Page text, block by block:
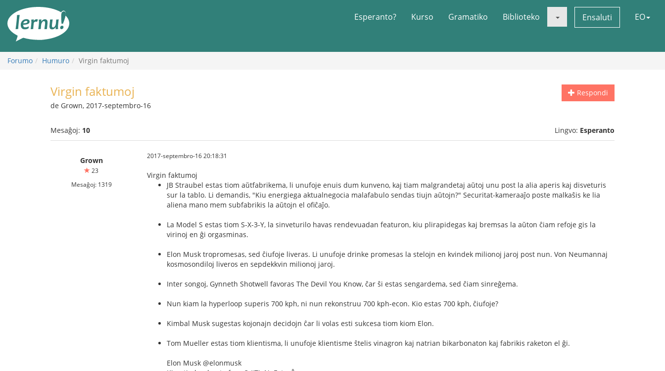
enhavo
Esperanto? Kurso Gramatiko Biblioteko Ensaluti EO
Forumo Humuro Virgin faktumoj
Respondi
Virgin faktumoj
de Grown, 2017-septembro-16
Mesaĝoj: 10 Lingvo: Esperanto
Grown
23
Mesaĝoj: 1319
2017-septembro-16 20:18:31
Virgin faktumoj
JB Straubel estas tiom aŭtfabrikema, li unufoje enuis dum kunveno, kaj tiam malgrandetaj aŭtoj unu post la alia aperis kaj disveturis
sur la tablo. Li demandis, "Kiu energiega aktualnegocia malafabulo sendas tiujn aŭtojn?" Securitat-kameraaĵo poste malkaŝis ke lia
aliena mano mem subfabrikis la aŭtojn el ofiĉaĵo.
La Model S estas tiom S-X-3-Y, la sinveturilo havas rendevuadan featuron, kiu plirapidegas kaj bremsas la aŭton ĉiam refoje gis la
virinoj en ĝi orgasminas.
Elon Musk tropromesas, sed ĉiufoje liveras. Li unufoje drinke promesas la stelojn en kvindek milionoj jaroj post nun. Von Neumannaj
kosmosondiloj liveros en sepdekkvin milionoj jaroj.
Inter songoj, Gynneth Shotwell favoras The Devil You Know, ĉar ŝi estas sengardema, sed ĉiam sinreĝema.
Nun kiam la hyperloop superis 700 kph, ni nun rekonstruu 700 kph-econ. Kio estas 700 kph, ĉiufoje?
Kimbal Musk sugestas kojonajn decidojn ĉar li volas esti sukcesa tiom kiom Elon.
Tom Mueller estas tiom klientisma, li unufoje klientisme ŝtelis vinagron kaj natrian bikarbonaton kaj fabrikis raketon el ĝi.
Elon Musk @elonmusk